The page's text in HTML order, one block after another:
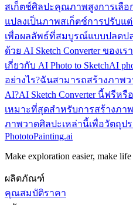
สเก็ตช์ศิลปะคุณภาพสูงการเลื
แปลงเป็นภาพสเก็ตช์การปรับแ
เพื่อผลลัพธ์ที่สมบูรณ์แบบปลดป
ด้วย AI Sketch Converter ของเรา
เกี่ยวกับ AI Photo to SketchAI
อย่างไร?ฉันสามารถสร้างภาพว
AI?AI Sketch Converter นี้ฟรีหรื
เหมาะที่สุดสำหรับการสร้างภา
ภาพวาดศิลปะเหล่านี้เพื่อวัตถุป
PhototoPainting.ai
Make exploration easier, make life
ผลิตภัณฑ์
คุณสมบัติราคา